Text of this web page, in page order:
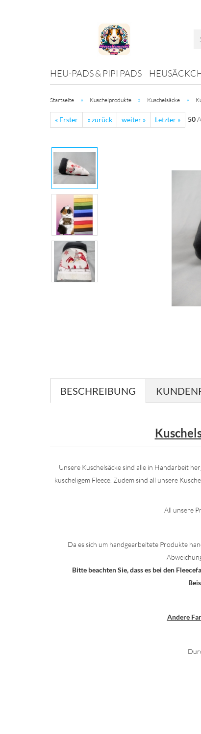
HEU-PADS & PIPI PADS
Startseite » Kuschelprodukte » Kuschelsäcke »
« Erster « zurück weiter » Letzter » 50
BESCHREIBUNG
Unsere Kuschelsäcke sind alle in Handarbeit
kuscheligem Fleece. Zudem sind all unsere
All unsere
Da es sich um handgearbeitete Produkte
Bitte beachten Sie, dass es bei den
Andere